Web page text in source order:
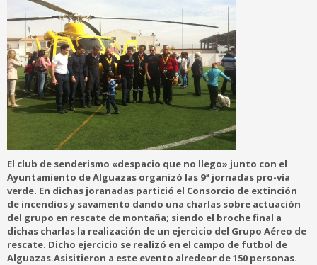
El club de senderismo «despacio que no llego» junto con el
Ayuntamiento de Alguazas organizó las 9ª jornadas pro-vía
verde. En dichas joranadas partició el Consorcio de extinción
de incendios y savamento dando una charlas sobre actuación
del grupo en rescate de montaña; siendo el broche final a
dichas charlas la realización de un ejercicio del Grupo Aéreo de
rescate. Dicho ejercicio se realizó en el campo de futbol de
Alguazas.Asisitieron a este evento alredeor de 150 personas.